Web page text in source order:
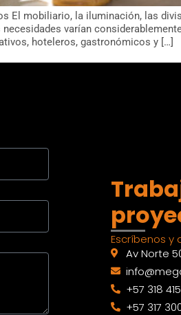
El mobiliario, la iluminación, las
varían
hoteleros, gastronómicos y […]
Escríbenos
Av Norte
+57 318
+57 317 300